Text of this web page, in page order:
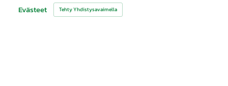
Evästeet
Tehty Yhdistysavaimella